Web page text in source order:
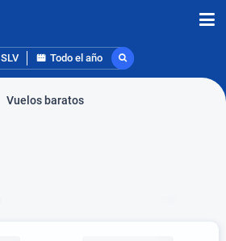
SLV Todo el año
Vuelos baratos